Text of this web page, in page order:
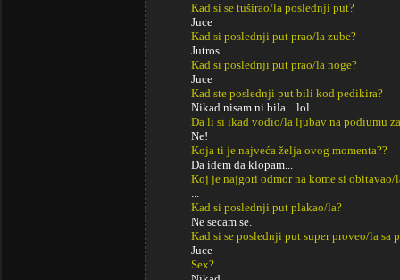
Kad si se tuširao/la poslednji put?
Juce
Kad si poslednji put prao/la zube?
Jutros
Kad si poslednji put prao/la noge?
Juce
Kad ste poslednji put bili kod pedikira?
Nikad nisam ni bila ...lol
Da li si ikad vodio/la ljubav na podiumu
Ne!
Koja ti je najveća želja ovog momenta??
Da idem da klopam...
Koj je najgori odmor na kome si obitavao/
...
Kad si poslednji put plakao/la?
Ne secam se.
Kad si se poslednji put super proveo/la sa
Juce
Sex?